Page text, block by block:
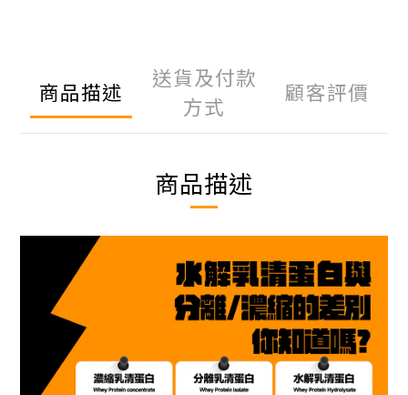
商品描述
送貨及付款
方式
顧客評價
商品描述